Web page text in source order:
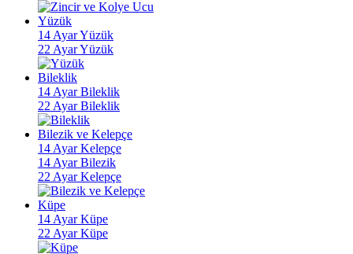
Yüzük
14 Ayar Yüzük
22 Ayar Yüzük
Bileklik
14 Ayar Bileklik
22 Ayar Bileklik
Bilezik ve Kelepçe
14 Ayar Kelepçe
14 Ayar Bilezik
22 Ayar Kelepçe
Küpe
14 Ayar Küpe
22 Ayar Küpe